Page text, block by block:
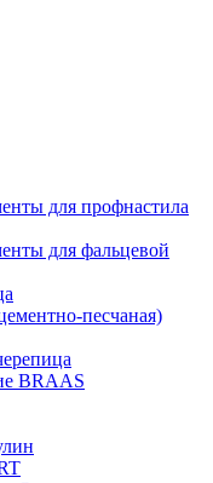
для профнастила
для фальцевой
песчаная)
BRAAS